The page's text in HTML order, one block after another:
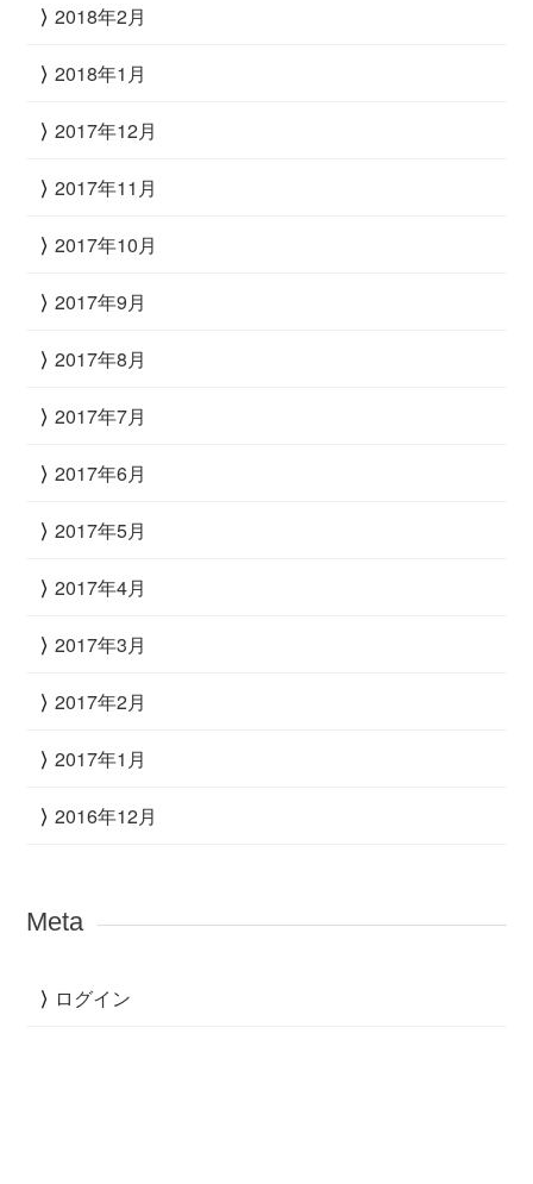
2018年2月
2018年1月
2017年12月
2017年11月
2017年10月
2017年9月
2017年8月
2017年7月
2017年6月
2017年5月
2017年4月
2017年3月
2017年2月
2017年1月
2016年12月
Meta
ログイン